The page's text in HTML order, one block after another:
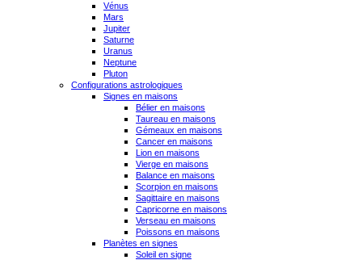
Vénus
Mars
Jupiter
Saturne
Uranus
Neptune
Pluton
Configurations astrologiques
Signes en maisons
Bélier en maisons
Taureau en maisons
Gémeaux en maisons
Cancer en maisons
Lion en maisons
Vierge en maisons
Balance en maisons
Scorpion en maisons
Sagittaire en maisons
Capricorne en maisons
Verseau en maisons
Poissons en maisons
Planètes en signes
Soleil en signe